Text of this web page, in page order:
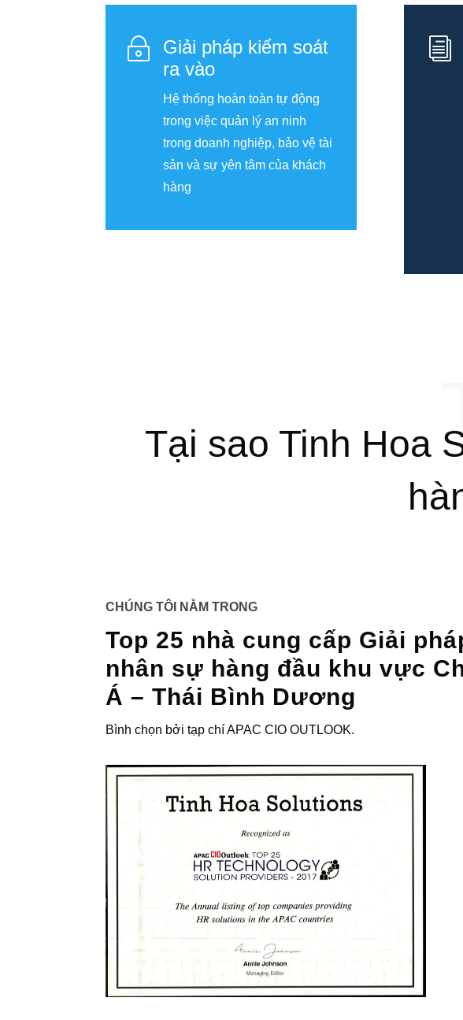
~
Giải pháp kiểm soát
ra vào
Hệ thống hoàn toàn tự động
trong việc quản lý an ninh
trong doanh nghiệp, bảo vệ tài
sản và sự yên tâm của khách
hàng
i
Tại sao Tinh Hoa
CHÚNG TÔI NẰM TRONG
Top 25 nhà cung cấp Giải
nhân sự hàng đầu khu vực
Á – Thái Bình Dương
Bình chọn bởi tạp chí APAC CIO OUTLOOK.